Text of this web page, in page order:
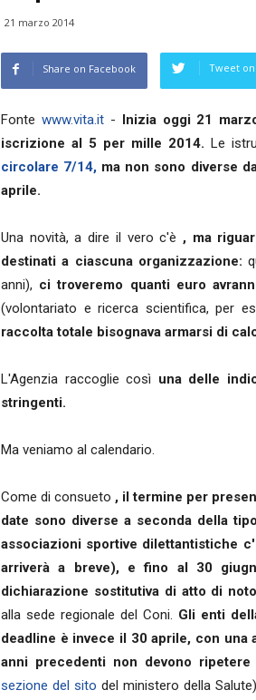
21 marzo 2014
Share on Facebook Tweet
Fonte www.vita.it-
Inizia oggi 21
iscrizione al 5 per mille 2014. Le
circolare 7/14, ma non sono diverse
aprile.
Una novità, a dire il vero c'è , ma
destinati a ciascuna organizzazione:
anni), ci troveremo quanti euro
(volontariato e ricerca scientifica, per
raccolta totale bisognava armarsi di
L'Agenzia raccoglie così una delle
stringenti.
Ma veniamo al calendario.
Come di consueto , il termine per
date sono diverse a seconda della
associazioni sportive dilettantistiche
arriverà a breve), e fino al 30
dichiarazione sostitutiva di atto di
alla sede regionale del Coni. Gli enti
deadline è invece il 30 aprile, con
anni precedenti non devono
sezione del sito del ministero della